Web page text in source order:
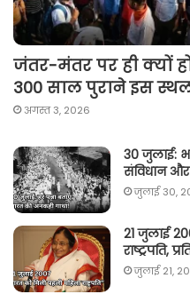
जंतर-मंतर पर ही क्यों
300 साल पुराने इस
अगस्त 3, 2026
30 जुलाई:
संविधान और
जुलाई 30,
21 जुलाई
राष्ट्रपति,
जुलाई 21,